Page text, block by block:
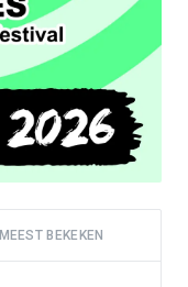
MEEST BEKEKEN